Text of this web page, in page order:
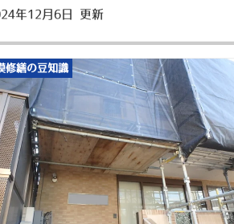
年12月6日 更新
修繕の豆知識